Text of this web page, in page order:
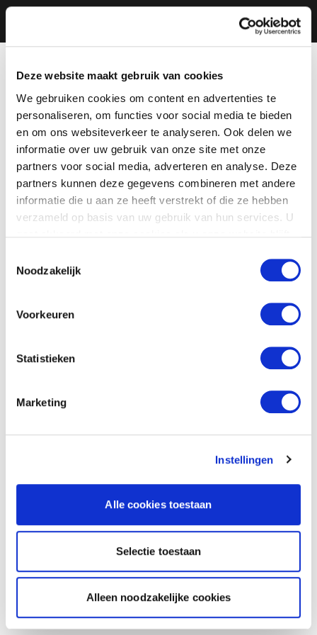
Deze website maakt gebruik van cookies
We gebruiken cookies om content en advertenties te
personaliseren, om functies voor social media te bieden
en om ons websiteverkeer te analyseren. Ook delen we
informatie over uw gebruik van onze site met onze
partners voor social media, adverteren en analyse. Deze
partners kunnen deze gegevens combineren met andere
informatie die u aan ze heeft verstrekt of die ze hebben
verzameld op basis van uw gebruik van hun services. U
Noodzakelijk
Voorkeuren
Statistieken
Marketing
Instellingen
Alle cookies toestaan
Selectie toestaan
Alleen noodzakelijke cookies